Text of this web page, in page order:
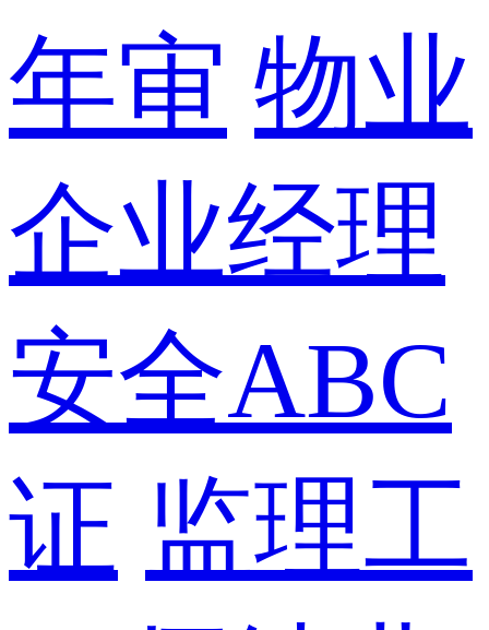
年审 物业
企业经理
安全ABC
证 监理工